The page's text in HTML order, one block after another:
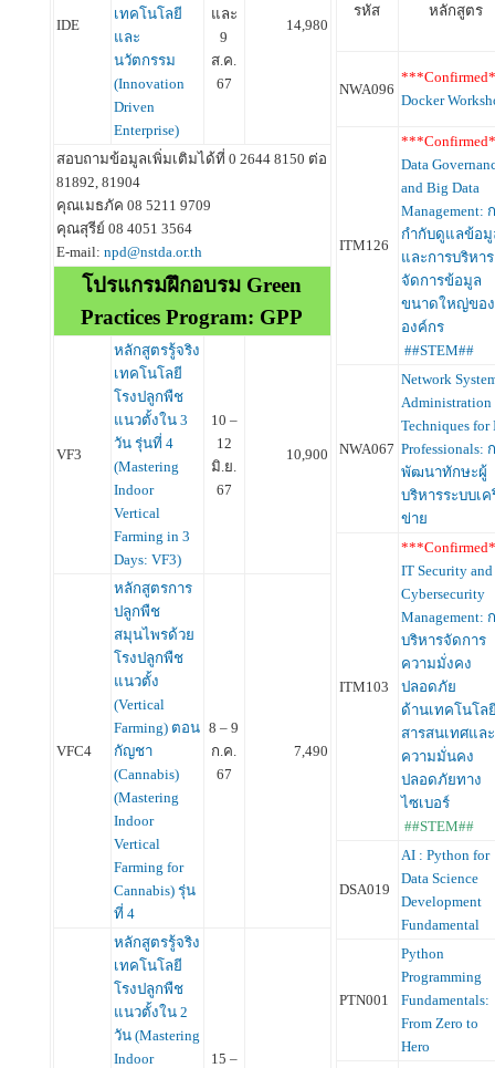
IDE
เทคโนโลยี
และ
นวัตกรรม
(Innovation
Driven
Enterprise)
และ
9
ส.ค.
67
14,980
สอบถามข้อมูลเพิ่มเติมได้ที่ 0 2644 8150 ต่อ
81892, 81904
คุณเมธภัค 08 5211 9709
คุณสุรีย์ 08 4051 3564
E-mail: npd@nstda.or.th
โปรแกรมฝึกอบรม Green
Practices Program: GPP
VF3
หลักสูตรรู้จริง
เทคโนโลยี
โรงปลูกพืช
แนวตั้งใน 3
วัน รุ่นที่ 4
(Mastering
Indoor
Vertical
Farming in 3
Days: VF3)
10 –
12
มิ.ย.
67
10,900
VFC4
หลักสูตรการ
ปลูกพืช
สมุนไพรด้วย
โรงปลูกพืช
แนวตั้ง
(Vertical
Farming) ตอน
กัญชา
(Cannabis)
(Mastering
Indoor
Vertical
Farming for
Cannabis) รุ่น
ที่ 4
8 – 9
ก.ค.
67
7,490
หลักสูตรรู้จริง
เทคโนโลยี
โรงปลูกพืช
แนวตั้งใน 2
วัน (Mastering
Indoor
15 –
รหัส หลักสูตร
NWA096
Docker
ITM126
Data
and Big Data
Management:
กำกับดูแลข้อมู
และการบริหาร
จัดการข้อมูล
ขนาดใหญ่ของ
องค์กร
##STEM##
NWA067
Network
Administration
Techniques for
Professionals:
พัฒนาทักษะผู้
บริหารระบบเค
ข่าย
ITM103
IT Security and
Cybersecurity
Management:
บริหารจัดการ
ความมั่งคง
ปลอดภัย
ด้านเทคโนโล
สารสนเทศและ
ความมั่นคง
ปลอดภัยทาง
ไซเบอร์
##STEM##
DSA019
AI : Python for
Data Science
Development
Fundamental
PTN001
Python
Programming
Fundamentals:
From Zero to
Hero